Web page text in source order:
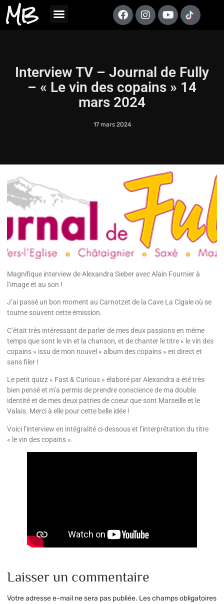
MB
Interview TV – Journal de Fully
– « Le vin des copains » 14
mars 2024
17 mars 2024
Magnifique interview de Alexandra Sieber avec Alain Fournier à
l’image et au son !
J’ai passé un bon moment au Carnotzet de la Cave La Cigale où se
tourne souvent cette émission.
C’était très intéressant de parler de mes deux passions en même
temps que sont le vin et la chanson, et de chanter le titre « le vin des
copains » issu de mon nouvel « album des copains » en direct et
sans filer !
Le petit quizz « Fast & Curious » élaboré par Alexandra a été très
bien pensé et m’a permis de prendre conscience de ma double
identité et de mes deux patries de coeur que sont Marseille et le
Valais. Merci à elle pour cette belle idée !
Voici l’interview en intégralité ci-dessous et l’interprétation du titre
« le vin des copains ».
Laisser un commentaire
Votre adresse e-mail ne sera pas publiée. Les champs obligatoires